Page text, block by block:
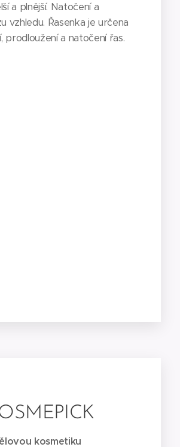
a plnější. Natočení a
vzhledu. Řasenka je určena
a natočení řas.
kosmetiku